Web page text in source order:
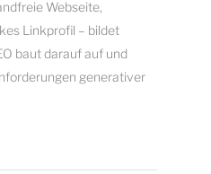
Webseite,
Linkprofil – bildet
baut darauf auf und
generativer